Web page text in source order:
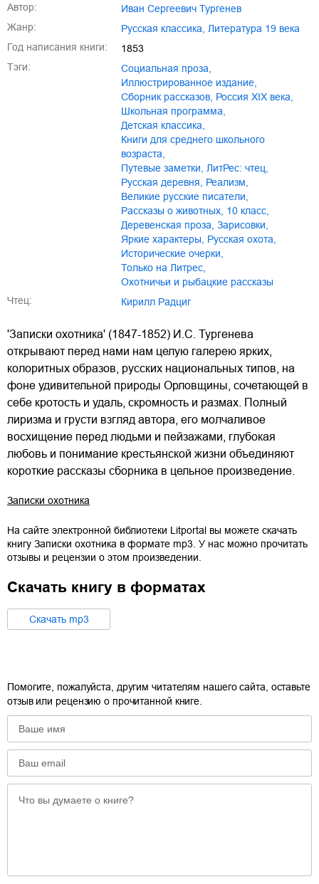
14:00
Автор:
Иван Сергеевич Тургенев
Жанр:
русская классика
литература 19 века
Год написания книги:
1853
Тэги:
социальная проза
иллюстрированное издание
сборник рассказов
Россия XIX века
школьная программа
детская классика
книги для среднего школьного
возраста
путевые заметки
ЛитРес: чтец
русская деревня
реализм
великие русские писатели
рассказы о животных
10 класс
деревенская проза
зарисовки
яркие характеры
русская охота
исторические очерки
только на Литрес
охотничьи и рыбацкие рассказы
Чтец:
Кирилл Радциг
'Записки охотника' (1847-1852) И.С. Тургенева
открывают перед нами нам целую галерею ярких,
колоритных образов, русских национальных типов, на
фоне удивительной природы Орловщины, сочетающей в
себе кротость и удаль, скромность и размах. Полный
лиризма и грусти взгляд автора, его молчаливое
восхищение перед людьми и пейзажами, глубокая
любовь и понимание крестьянской жизни объединяют
короткие рассказы сборника в цельное произведение.
Записки охотника
На сайте электронной библиотеки Litportal вы можете скачать
книгу Записки охотника в формате mp3 . У нас можно прочитать
отзывы и рецензии о этом произведении.
Скачать книгу в форматах
Cкачать mp3
Помогите, пожалуйста, другим читателям нашего сайта, оставьте
отзыв или рецензию о прочитанной книге.